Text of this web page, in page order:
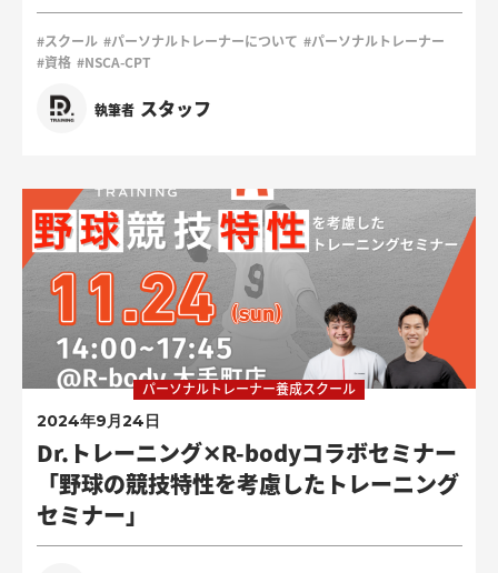
#スクール #パーソナルトレーナーについて #パーソナルトレーナー
#資格 #NSCA-CPT
執筆者 スタッフ
パーソナルトレーナー養成スクール
2024年9月24日
Dr.トレーニング✕R-bodyコラボセミナー
「野球の競技特性を考慮したトレーニング
セミナー」